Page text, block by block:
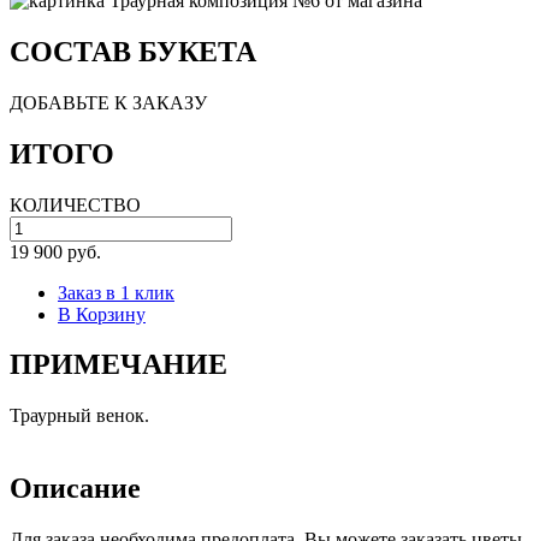
СОСТАВ БУКЕТА
ДОБАВЬТЕ К ЗАКАЗУ
ИТОГО
КОЛИЧЕСТВО
19 900 руб.
Заказ в 1 клик
В Корзину
ПРИМЕЧАНИЕ
Траурный венок.
Описание